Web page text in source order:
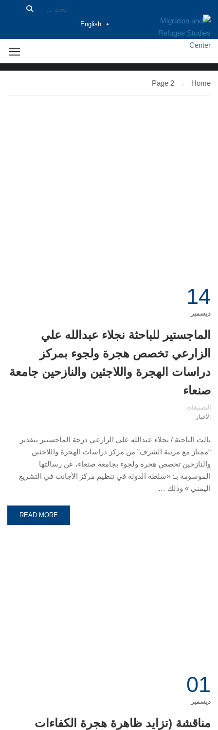
English
BLOG
Home
Page 2
14
ديسمبر
الماجستير للباحثة نجلاء عبدالله علي
الزارعي تخصص هجرة ولجوء بمركز
دراسات الهجرة واللاجئين والنازحين جامعة
صنعاء
التصنيفات
الأخبار
نالت الباحثة / نجلاء عبدالله علي الزارعي درجة الماجستير بتقدير
“ممتاز مع مرتبة الشرف” من مركز دراسات الهجرة واللاجئين
والنازحين تخصص هجرة ولجوء بجامعة صنعاء، عن رسالتها
الموسومة بـ: «سلطة الدولة في تنظيم مركز الأجانب في التشريع
اليمني » وذلك …
READ MORE
01
ديسمبر
مناقشة (تزايد ظاهرة هجرة الكفاءات